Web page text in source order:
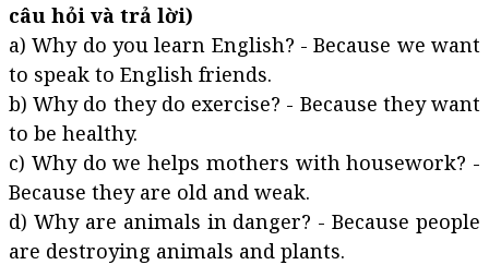
câu hỏi và trả lời)
a) Why do you learn English? - Because we want
to speak to English friends.
b) Why do they do exercise? - Because they want
to be healthy.
c) Why do we helps mothers with housework? -
Because they are old and weak.
d) Why are animals in danger? - Because people
are destroying animals and plants.